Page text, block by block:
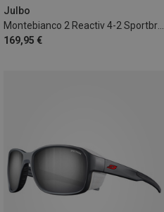
Julbo
169,95 €